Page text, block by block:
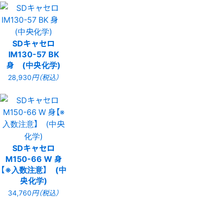
SDキャセロ
IM130-57 BK
身 (中央化学)
28,930円（税込）
SDキャセロ
M150-66 W 身
【※入数注意】 (中
央化学)
34,760円（税込）